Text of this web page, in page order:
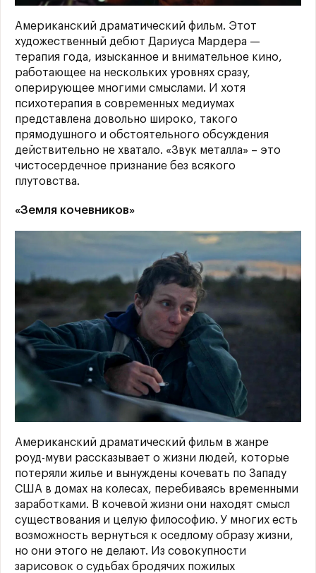
Американский драматический фильм. Этот
художественный дебют Дариуса Мардера —
терапия года, изысканное и внимательное кино,
работающее на нескольких уровнях сразу,
оперирующее многими смыслами. И хотя
психотерапия в современных медиумах
представлена довольно широко, такого
прямодушного и обстоятельного обсуждения
действительно не хватало. «Звук металла» – это
чистосердечное признание без всякого
плутовства.
«Земля кочевников»
Американский драматический фильм в жанре
роуд-муви рассказывает о жизни людей, которые
потеряли жилье и вынуждены кочевать по Западу
США в домах на колесах, перебиваясь временными
заработками. В кочевой жизни они находят смысл
существования и целую философию. У многих есть
возможность вернуться к оседлому образу жизни,
но они этого не делают. Из совокупности
зарисовок о судьбах бродячих пожилых